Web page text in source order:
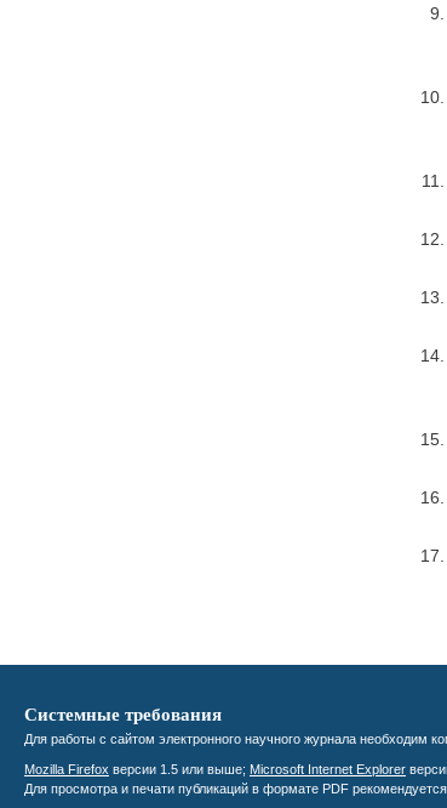
Системные требования
Для работы с сайтом электронного научного журнала необходим
Mozilla Firefox версии 1.5 или выше; Microsoft Internet Explorer
Для просмотра и печати публикаций в формате PDF